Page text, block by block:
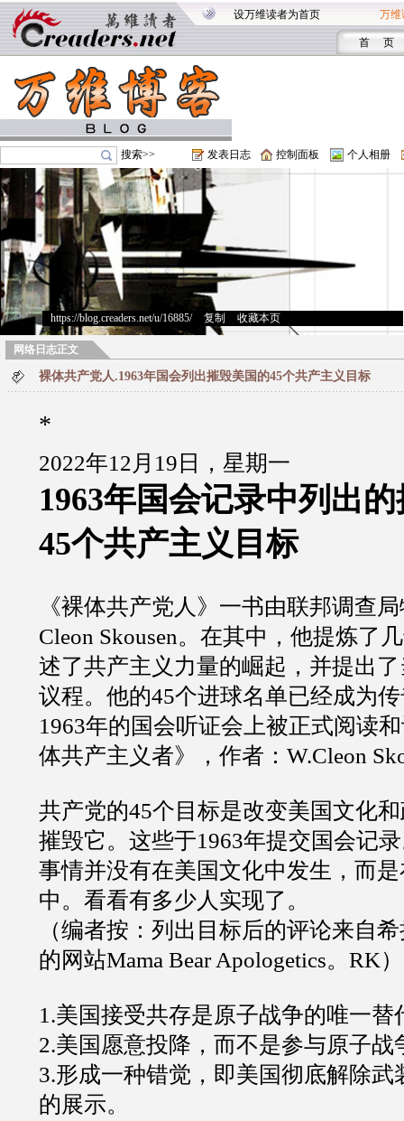
设万维读者为首页 万维
首 页
搜索>> 发表日志 控制面板 个人相册
https://blog.creaders.net/u/16885/> 复制 收藏本页
网络日志正文
裸体共产党人.1963年国会列出摧毁美国的45个共产主义目标
*
2022年12月19日，星期一
1963年国会记录中列出
45个共产主义目标
《裸体共产党人》一书由联邦调查
Cleon Skousen。在其中，他提炼了
述了共产主义力量的崛起，并提出
议程。他的45个进球名单已经成为
1963年的国会听证会上被正式阅读
体共产主义者》，作者：W.Cleon
共产党的45个目标是改变美国文化
摧毁它。这些于1963年提交国会记
事情并没有在美国文化中发生，而
中。看看有多少人实现了。
（编者按：列出目标后的评论来自
的网站Mama Bear Apologetics。RK）
1.美国接受共存是原子战争的唯一替
2.美国愿意投降，而不是参与原子战
3.形成一种错觉，即美国彻底解除武
的展示。